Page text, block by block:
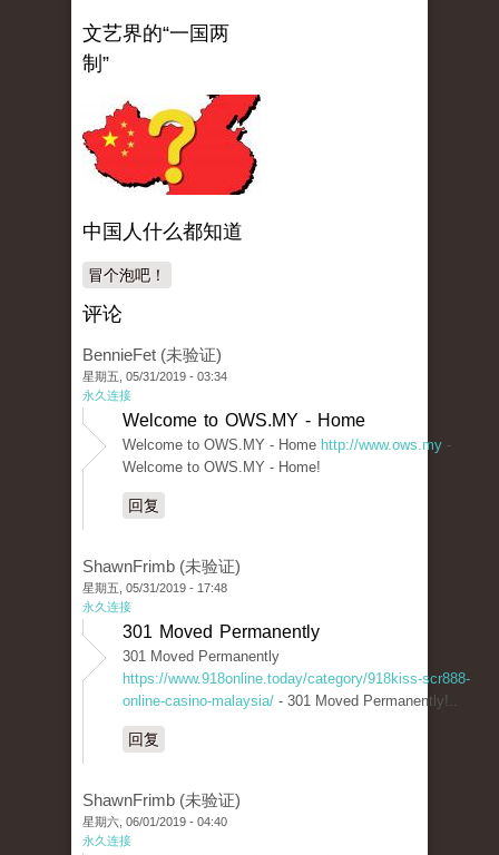
文艺界的“一国两
制”
中国人什么都知道
冒个泡吧！
评论
BennieFet (未验证)
星期五, 05/31/2019 - 03:34
永久连接
Welcome to OWS.MY - Home
Welcome to OWS.MY - Home http://www.ows.my -
Welcome to OWS.MY - Home!
回复
ShawnFrimb (未验证)
星期五, 05/31/2019 - 17:48
永久连接
301 Moved Permanently
301 Moved Permanently
https://www.918online.today/category/918kiss-scr888-
online-casino-malaysia/ - 301 Moved Permanently!..
回复
ShawnFrimb (未验证)
星期六, 06/01/2019 - 04:40
永久连接